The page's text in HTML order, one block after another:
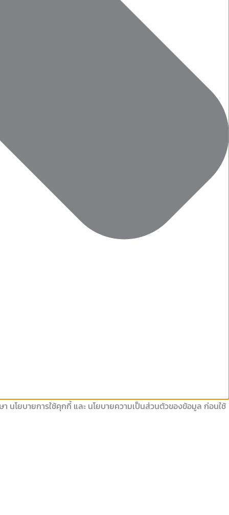
นโยบายการใช้คุกกี้ และ นโยบายความเป็นส่วนตัวของข้อมูล ก่อนใช้